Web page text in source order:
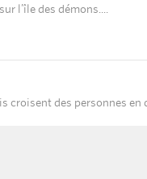
l’île des démons.
croisent des personnes en